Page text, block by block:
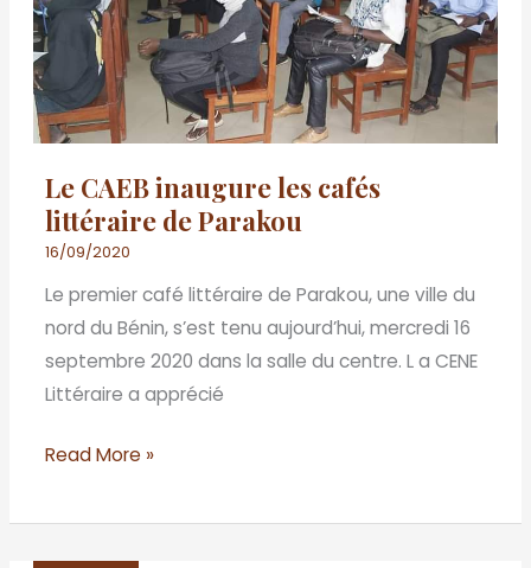
Le CAEB inaugure les cafés
littéraire de Parakou
16/09/2020
Le premier café littéraire de Parakou, une ville du
nord du Bénin, s’est tenu aujourd’hui, mercredi 16
septembre 2020 dans la salle du centre. L a CENE
Littéraire a apprécié
littéraire
de
Parakou
Read More »